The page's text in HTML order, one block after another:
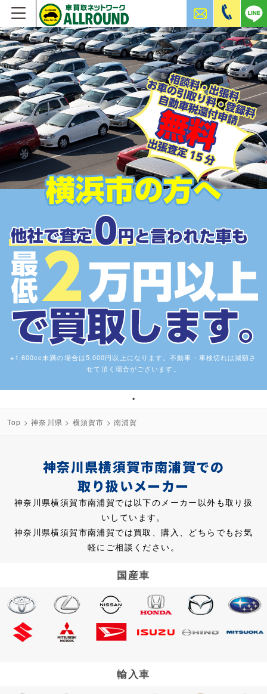
※1,600cc未満の場合は5,000円以上になります。不動車・車検切れは減額さ
せて頂く場合がございます。
1
Top >神奈川県 > 横須賀市 > 南浦賀
神奈川県横須賀市南浦賀での
取り扱いメーカー
神奈川県横須賀市南浦賀では以下のメーカー以外も取り扱
いしています。
神奈川県横須賀市南浦賀では買取、購入、どちらでもお気
軽にご相談ください。
国産車
輸入車